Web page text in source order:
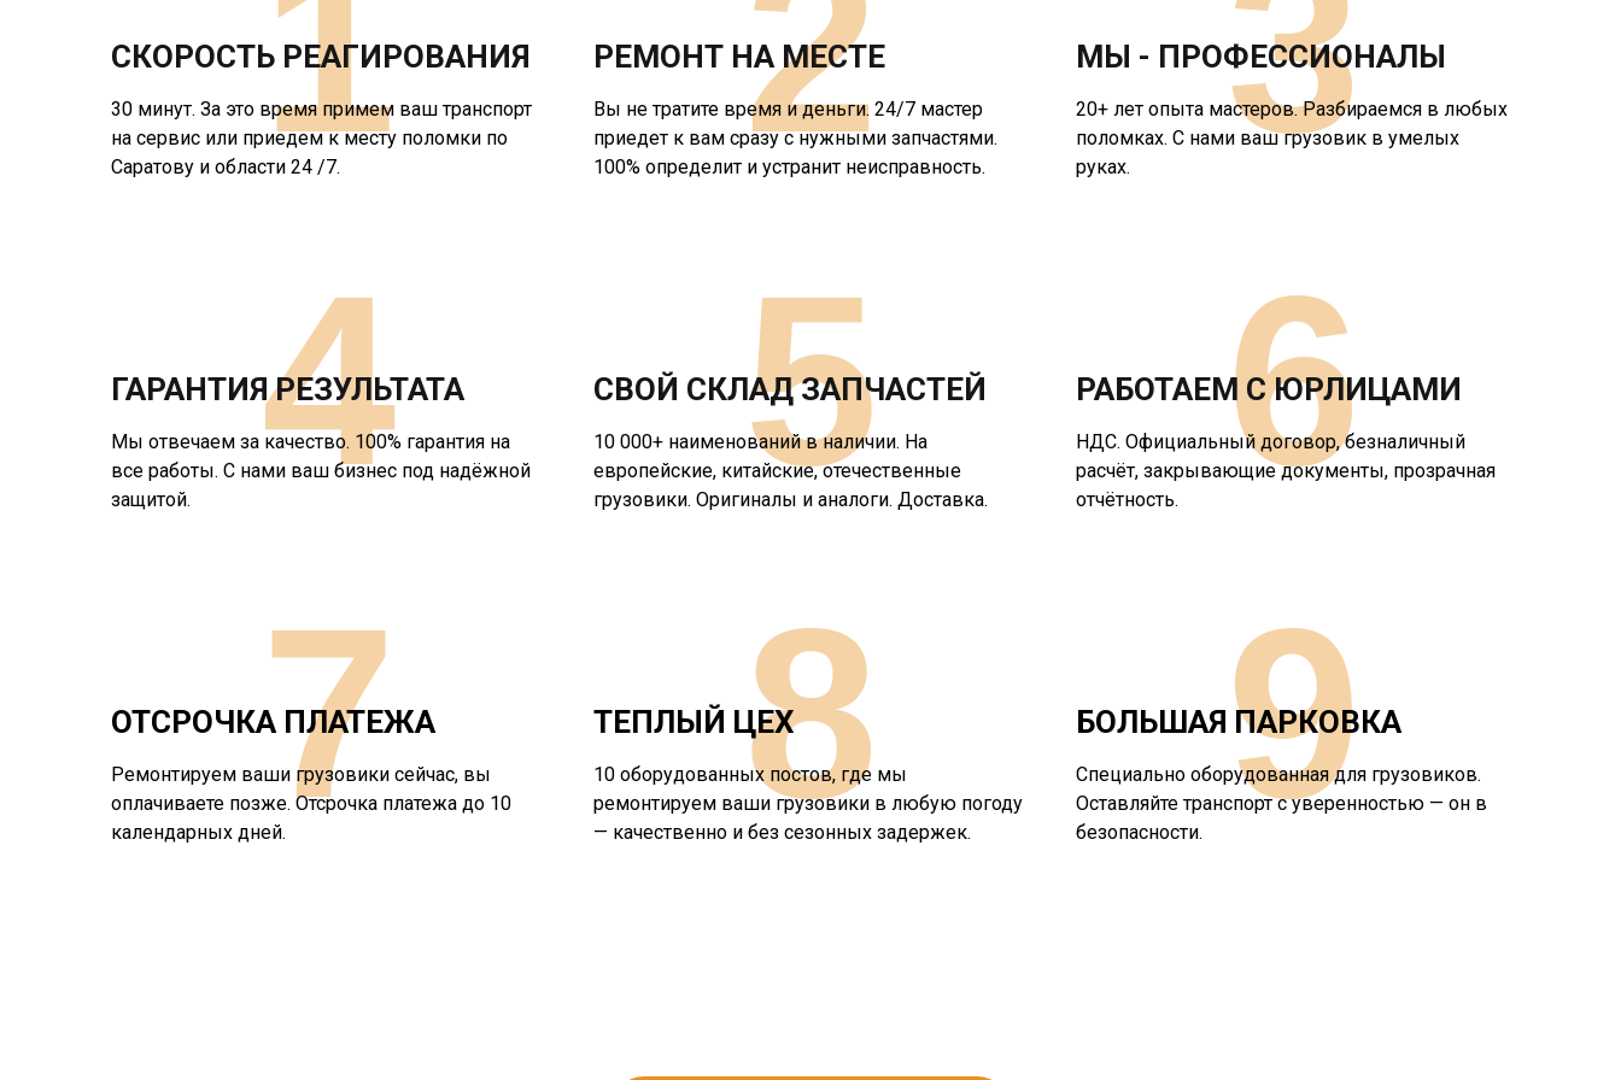
СКОРОСТЬ РЕАГИРОВАНИЯ
30 минут. За это время примем ваш транспорт
на сервис или приедем к месту поломки по
Саратову и области 24 /7.
РЕМОНТ НА МЕСТЕ
Вы не тратите время и деньги. 24/7 мастер
приедет к вам сразу с нужными запчастями.
100% определит и устранит неисправность.
МЫ - ПРОФЕССИОНАЛЫ
20+ лет опыта мастеров. Разбираемся в любых
поломках. С нами ваш грузовик в умелых
руках.
ГАРАНТИЯ РЕЗУЛЬТАТА
Мы отвечаем за качество. 100% гарантия на
все работы. С нами ваш бизнес под надёжной
защитой.
4 СВОЙ СКЛАД ЗАПЧАСТЕЙ
10 000+ наименований в наличии. На
европейские, китайские, отечественные
грузовики. Оригиналы и аналоги. Доставка.
5 РАБОТАЕМ С ЮРЛИЦАМИ
НДС. Официальный договор, безналичный
расчёт, закрывающие документы, прозрачная
отчётность.
6
ОТСРОЧКА ПЛАТЕЖА
Ремонтируем ваши грузовики сейчас, вы
оплачиваете позже. Отсрочка платежа до 10
календарных дней.7 ТЕПЛЫЙ ЦЕХ
10 оборудованных постов, где мы
ремонтируем ваши грузовики в любую погоду
— качественно и без сезонных задержек.
8 БОЛЬШАЯ ПАРКОВКА
Специально оборудованная для грузовиков.
Оставляйте транспорт с уверенностью — он в
безопасности.
9